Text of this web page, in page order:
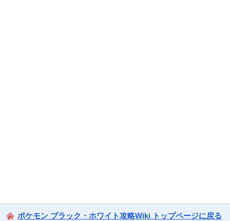
ポケモン ブラック・ホワイト攻略Wiki トップページに戻る